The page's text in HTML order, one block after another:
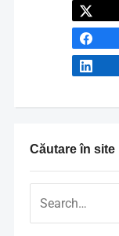
Căutare în site